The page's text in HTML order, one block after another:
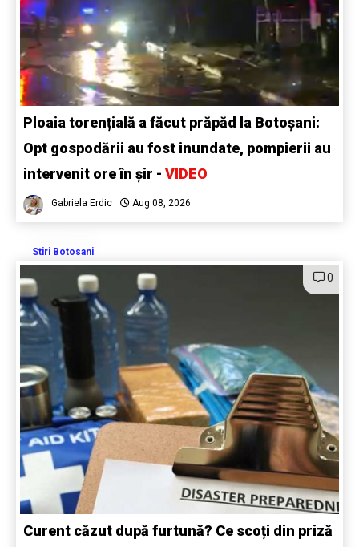
Ploaia torențială a făcut prăpăd la Botoșani:
Opt gospodării au fost inundate, pompierii au
intervenit ore în șir - VIDEO
Gabriela Erdic Aug 08, 2026
Stiri Botosani
0
Curent căzut după furtună? Ce scoți din priză